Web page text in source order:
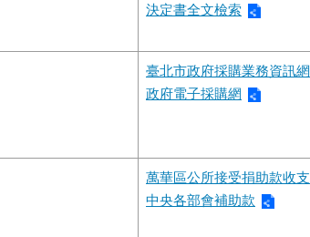
決定書全文檢索
臺北市政府採購業務資訊網
政府電子採購網
萬華區公所接受捐助款收支
中央各部會補助款